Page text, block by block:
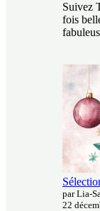
Suivez
fois
par Lia-
22